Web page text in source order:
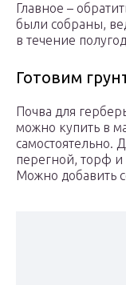
Главное –
были собраны,
в течение
Готовим
Почва для
можно купить в
самостоятельно.
перегной, торф и
Можно добавить